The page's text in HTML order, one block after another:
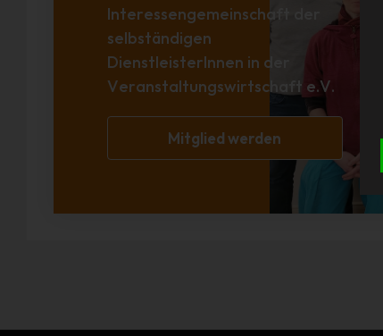
Interessengemeinschaft der
selbständigen
DienstleisterInnen in der
Veranstaltungswirtschaft e.V.
Mitglied werden